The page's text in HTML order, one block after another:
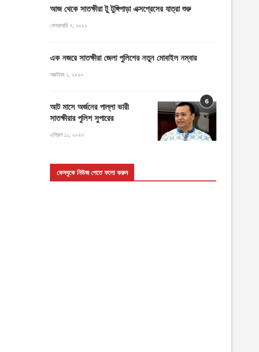
আজ থেকে সাতক্ষীরা টু টুঙ্গিপাড়া এক্সপ্রেসের যাত্রা শুরু
ফেব্রুয়ারি ৭, ২০২২
এক নজরে সাতক্ষীরা জেলা পুলিশের নতুন মোবাইল নম্বার
অক্টোবর ১, ২০২০
6
আট মাসে অর্জনের পাল্লা ভারী
সাতক্ষীরার পুলিশ সুপারের
এপ্রিল ১১, ২০২৩
ফেসবুকে নিউজ পেতে ফলো করুন